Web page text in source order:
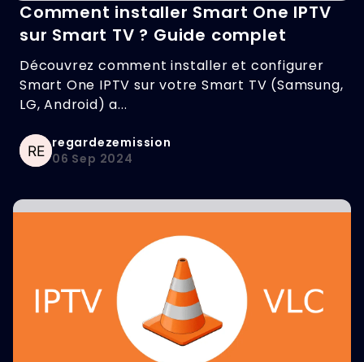
Comment installer Smart One IPTV
sur Smart TV ? Guide complet
Découvrez comment installer et configurer
Smart One IPTV sur votre Smart TV (Samsung,
LG, Android) a...
regardezemission
06 Sep 2024